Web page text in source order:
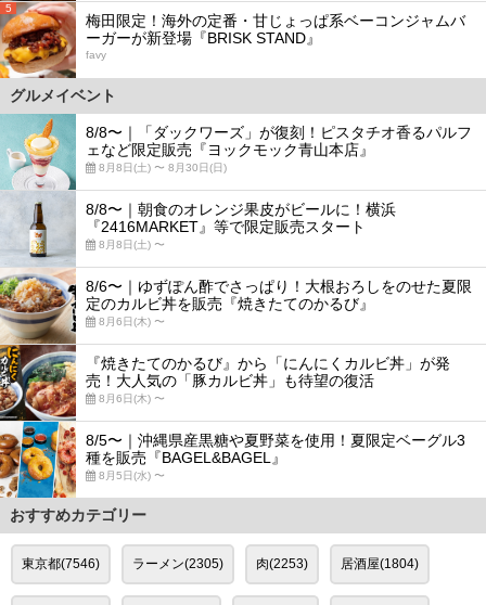
5
梅田限定！海外の定番・甘じょっぱ系ベーコンジャムバ
ーガーが新登場『BRISK STAND』
favy
グルメイベント
8/8〜｜「ダックワーズ」が復刻！ピスタチオ香るパルフ
ェなど限定販売『ヨックモック青山本店』
8月8日(土) 〜 8月30日(日)
8/8〜｜朝食のオレンジ果皮がビールに！横浜
『2416MARKET』等で限定販売スタート
8月8日(土) 〜
8/6〜｜ゆずぽん酢でさっぱり！大根おろしをのせた夏限
定のカルビ丼を販売『焼きたてのかるび』
8月6日(木) 〜
『焼きたてのかるび』から「にんにくカルビ丼」が発
売！大人気の「豚カルビ丼」も待望の復活
8月6日(木) 〜
8/5〜｜沖縄県産黒糖や夏野菜を使用！夏限定ベーグル3
種を販売『BAGEL&BAGEL』
8月5日(水) 〜
おすすめカテゴリー
東京都(7546) ラーメン(2305) 肉(2253) 居酒屋(1804)